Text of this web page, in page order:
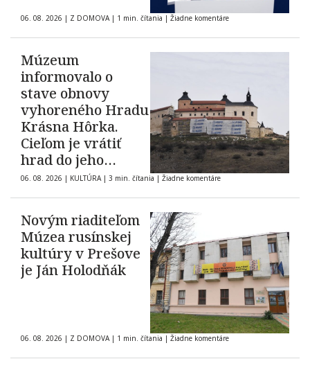
06. 08. 2026 | Z DOMOVA | 1 min. čítania | Žiadne komentáre
Múzeum
informovalo o
stave obnovy
vyhoreného Hradu
Krásna Hôrka.
Cieľom je vrátiť
hrad do jeho
pôvodnej podoby z
roku 1903
06. 08. 2026 | KULTÚRA | 3 min. čítania | Žiadne komentáre
Novým riaditeľom
Múzea rusínskej
kultúry v Prešove
je Ján Holodňák
06. 08. 2026 | Z DOMOVA | 1 min. čítania | Žiadne komentáre